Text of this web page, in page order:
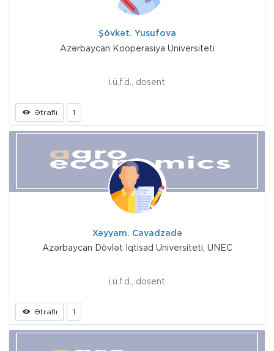
Şövkət. Yusufova
Azərbaycan Kooperasiya Universiteti
i.ü.f.d., dosent
Ətraflı 1
Xəyyam. Cavadzadə
Azərbaycan Dövlət İqtisad Universiteti, UNEC
i.ü.f.d., dosent
Ətraflı 1